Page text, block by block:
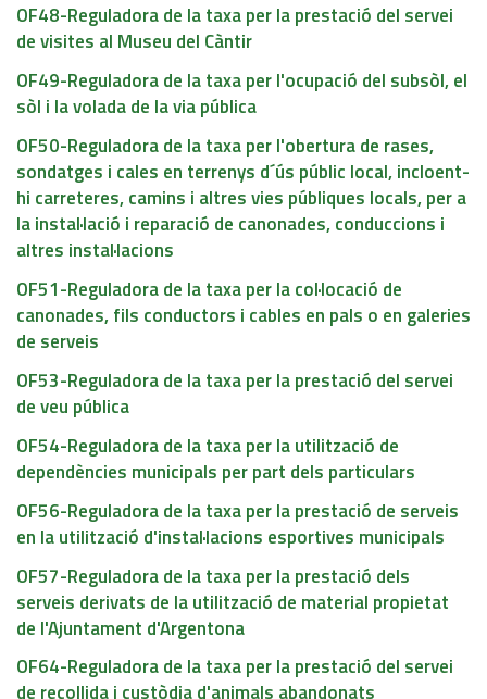
OF48-Reguladora de la taxa per la prestació del servei
de visites al Museu del Càntir
OF49-Reguladora de la taxa per l'ocupació del subsòl, el
sòl i la volada de la via pública
OF50-Reguladora de la taxa per l'obertura de rases,
sondatges i cales en terrenys d´ús públic local, incloent-
hi carreteres, camins i altres vies públiques locals, per a
la instal·lació i reparació de canonades, conduccions i
altres instal·lacions
OF51-Reguladora de la taxa per la col·locació de
canonades, fils conductors i cables en pals o en galeries
de serveis
OF53-Reguladora de la taxa per la prestació del servei
de veu pública
OF54-Reguladora de la taxa per la utilització de
dependències municipals per part dels particulars
OF56-Reguladora de la taxa per la prestació de serveis
en la utilització d'instal·lacions esportives municipals
OF57-Reguladora de la taxa per la prestació dels
serveis derivats de la utilització de material propietat
de l'Ajuntament d'Argentona
OF64-Reguladora de la taxa per la prestació del servei
de recollida i custòdia d'animals abandonats